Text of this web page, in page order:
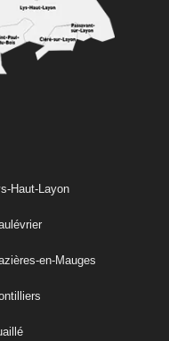
Haut-Layon
en-Mauges